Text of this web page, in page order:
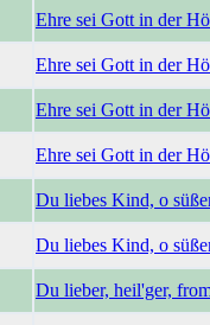
Ehre sei Gott in der
Ehre sei Gott in der
Ehre sei Gott in der
Ehre sei Gott in der
Du liebes Kind, o
Du liebes Kind, o
Du lieber, heil'ger,